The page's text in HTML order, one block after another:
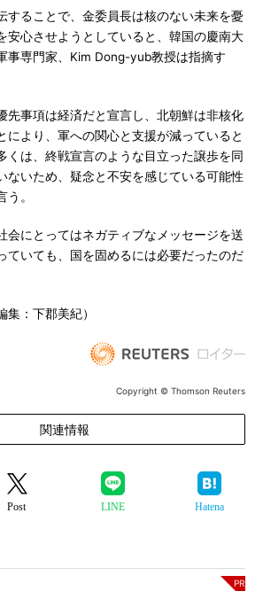
することで、金委員長は核のない未来を憂
安心させようとしていると、韓国の慶南大
事専門家、Kim Dong-yub教授は指摘す
先事項は経済だと宣言し、北朝鮮は非核化
により、軍への関心と支援が減っていると
くは、終戦宣言のような目立った譲歩を同
ないため、疑念と不安を感じている可能性
。
会にとってはネガティブなメッセージを送
ていても、国を固めるには必要だったのだ
：下郡美紀）
Copyright © Thomson Reuters
関連情報
Post LINE Hatena